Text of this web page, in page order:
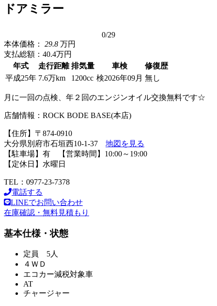
ドアミラー
0/29
本体価格：
29.8 万円
支払総額： 40.4万円
年式
走行距離 排気量 車検
修復歴
平成25年 7.6万km 1200cc 検2026年09月 無し
月に一回の点検、年２回のエンジンオイル交換無料です☆
店舗情報：ROCK BODE BASE(本店)
【住所】〒874-0910
大分県別府市石垣西10-1-37 地図を見る
【駐車場】有 【営業時間】10:00～19:00
【定休日】水曜日
TEL：0977-23-7378
電話する
LINEでお問い合わせ
在庫確認・無料見積もり
基本仕様・状態
定員 5人
４ＷＤ
エコカー減税対象車
AT
チャージャー